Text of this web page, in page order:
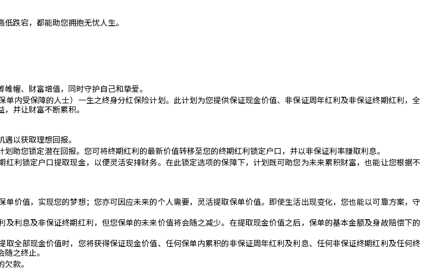
跌宕，都能助您拥抱无忧人生。
幄、财富增值，同时守护自己和挚爱。
单内受保障的人士）一生之终身分红保险计划。此计划为您提供保证现金价值、非保证周年红利及非保证终期红利，全
并让财富不断累积。
以获取理想回报。
助您锁定潜在回报。您可将终期红利的最新价值转移至您的终期红利锁定户口，并以非保证利率赚取利息。
红利锁定户口提取现金，以便灵活安排财务。在此锁定选项的保障下，计划既可助您为未来累积财富，也能让您根据不
单价值，实现您的梦想；您亦可因应未来的个人需要，灵活提取保单价值。即使生活出现变化，您也能以可靠方案，守
及利息及非保证终期红利，但您保单的未来价值将会随之减少。在提取现金价值之后，保单的基本金额及身故赔偿下的
取全部现金价值时，您将获得保证现金价值、任何保单内累积的非保证周年红利及利息、任何非保证终期红利及任何终
之终止。
款。